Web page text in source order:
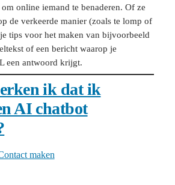
online iemand te benaderen. Of ze
de verkeerde manier (zoals te lomp of
tips voor het maken van bijvoorbeeld
of een bericht waarop je
een antwoord krijgt.
ik dat ik
AI chatbot
maken